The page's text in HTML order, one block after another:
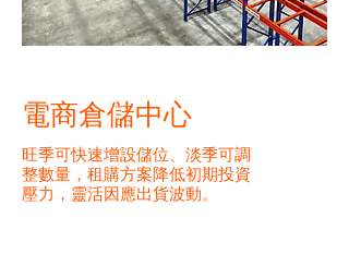
電商倉儲中心
旺季可快速增設儲位、淡季可調
整數量，租購方案降低初期投資
壓力，靈活因應出貨波動。